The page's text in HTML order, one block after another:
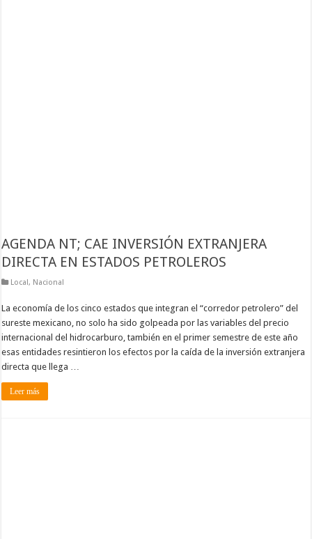
AGENDA NT; CAE INVERSIÓN EXTRANJERA
DIRECTA EN ESTADOS PETROLEROS
Local, Nacional
La economía de los cinco estados que integran el “corredor petrolero” del
sureste mexicano, no solo ha sido golpeada por las variables del precio
internacional del hidrocarburo, también en el primer semestre de este año
esas entidades resintieron los efectos por la caída de la inversión extranjera
directa que llega …
Leer más